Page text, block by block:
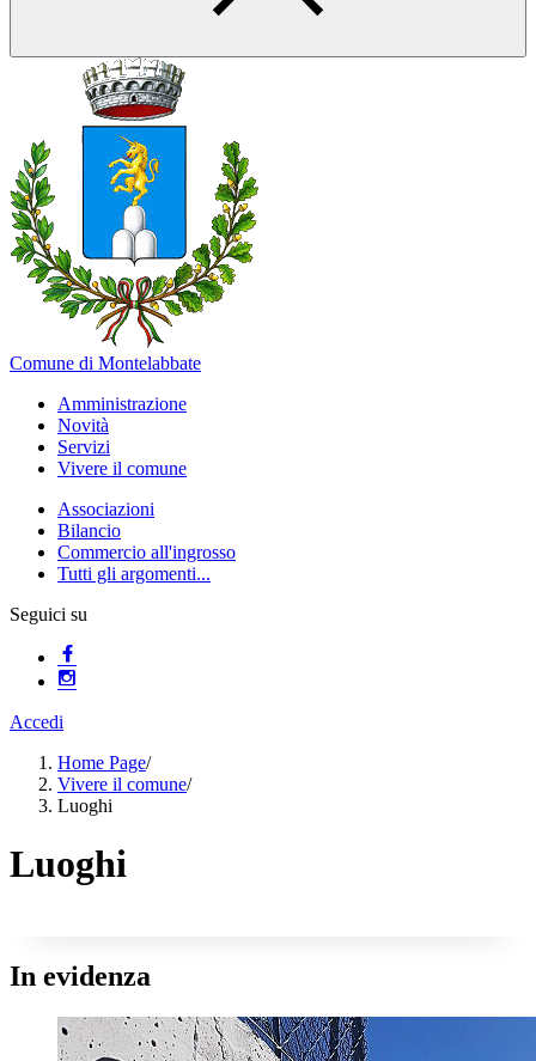
Comune di Montelabbate
Amministrazione
Novità
Servizi
Vivere il comune
Associazioni
Bilancio
Commercio all'ingrosso
Tutti gli argomenti...
Seguici su
Accedi
Home Page/
Vivere il comune/
Luoghi
Luoghi
In evidenza